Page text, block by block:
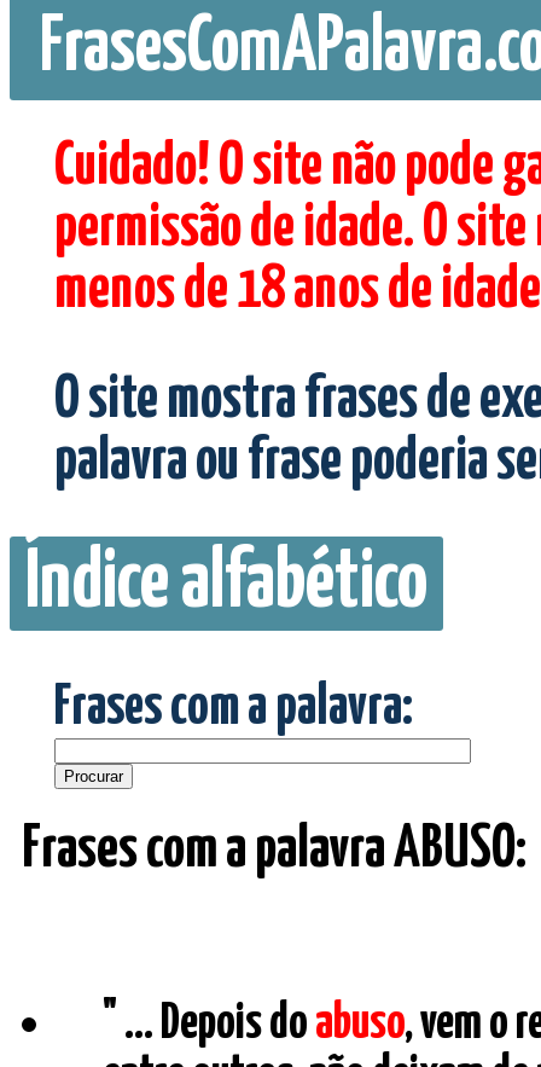
Cuidado! O site não pode
permissão de idade. O
menos de 18 anos de
O site mostra frases de
palavra ou frase poderia
Índice alfabético
Frases com a palavra:
Frases com a palavra ABUSO:
" ... Depois doabuso, vem o